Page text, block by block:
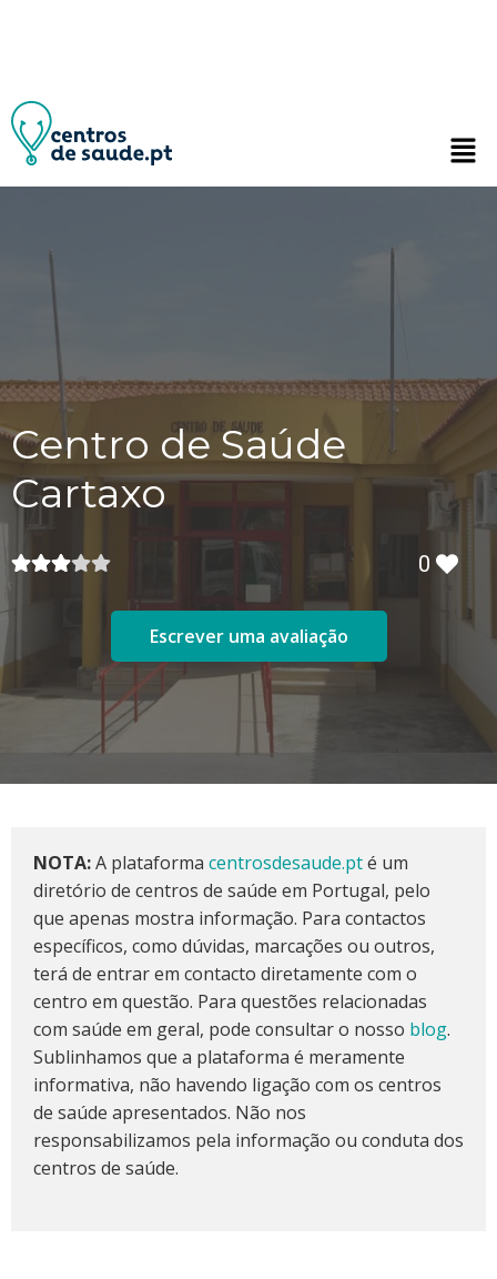
Centro de Saúde
Cartaxo
0
Escrever uma avaliação
NOTA:A plataforma centrosdesaude.pté um
diretório de centros de saúde em Portugal, pelo
que apenas mostra informação. Para contactos
específicos, como dúvidas, marcações ou outros,
terá de entrar em contacto diretamente com o
centro em questão. Para questões relacionadas
com saúde em geral, pode consultar o nosso blog.
Sublinhamos que a plataforma é meramente
informativa, não havendo ligação com os centros
de saúde apresentados. Não nos
responsabilizamos pela informação ou conduta dos
centros de saúde.